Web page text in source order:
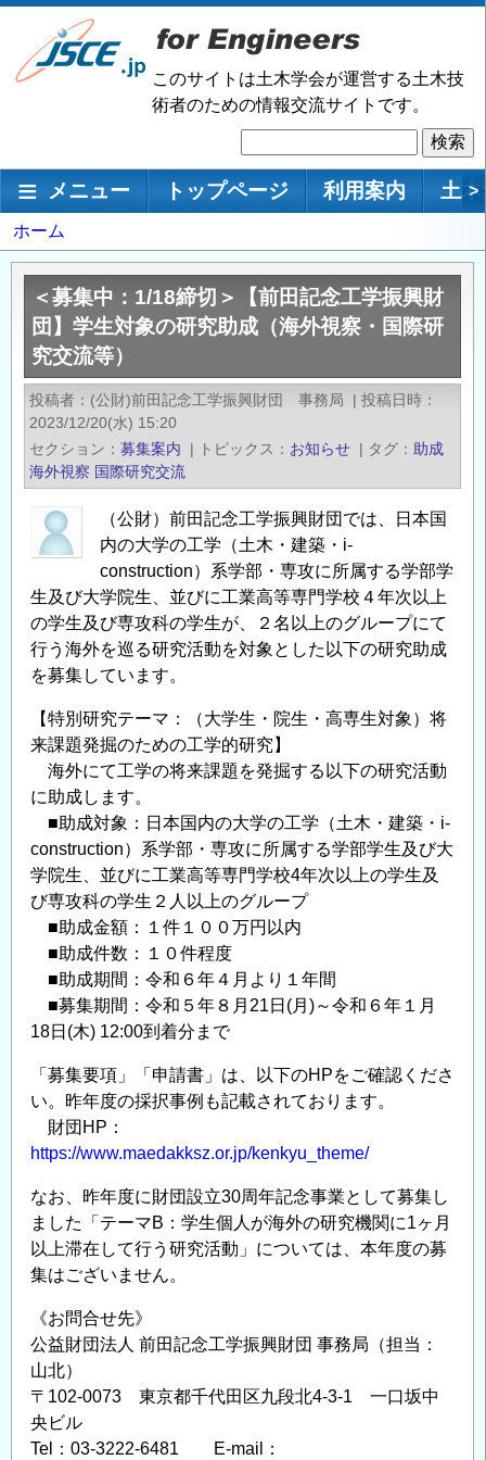
メ
ン
移
このサイトは土木学会が運営する土木技
術者のための情報交流サイトです。
索
メインナビゲーション
メニュー トップページ 利用案内 土 >
パ
ン
ず
ホーム
＜募集中：1/18締切＞【前田記念工学振興財
団】学生対象の研究助成（海外視察・国際研
究交流等）
投稿者 (公財)前田記念工学振興財団 事務局 | 投稿日時
2023/12/20(水) 15:20
セクション
募集案内 | トピックス お知らせ | タグ
助成
海外視察 国際研究交流
（公財）前田記念工学振興財団では、日本国
内の大学の工学（土木・建築・i-
construction）系学部・専攻に所属する学部学
生及び大学院生、並びに工業高等専門学校４年次以上
の学生及び専攻科の学生が、２名以上のグループにて
行う海外を巡る研究活動を対象とした以下の研究助成
を募集しています。
【特別研究テーマ：（大学生・院生・高専生対象）将
来課題発掘のための工学的研究】
海外にて工学の将来課題を発掘する以下の研究活動
に助成します。
■助成対象：日本国内の大学の工学（土木・建築・i-
construction）系学部・専攻に所属する学部学生及び大
学院生、並びに工業高等専門学校4年次以上の学生及
び専攻科の学生２人以上のグループ
■助成金額：１件１００万円以内
■助成件数：１０件程度
■助成期間：令和６年４月より１年間
■募集期間：令和５年８月21日(月)～令和６年１月
18日(木) 12:00到着分まで
「募集要項」「申請書」は、以下のHPをご確認くださ
い。昨年度の採択事例も記載されております。
財団HP：
https://www.maedakksz.or.jp/kenkyu_theme/
なお、昨年度に財団設立30周年記念事業として募集し
ました「テーマB：学生個人が海外の研究機関に1ヶ月
以上滞在して行う研究活動」については、本年度の募
集はございません。
《お問合せ先》
公益財団法人 前田記念工学振興財団 事務局（担当：
山北）
〒102-0073 東京都千代田区九段北4-3-1 一口坂中
央ビル
Tel：03-3222-6481 E-mail：